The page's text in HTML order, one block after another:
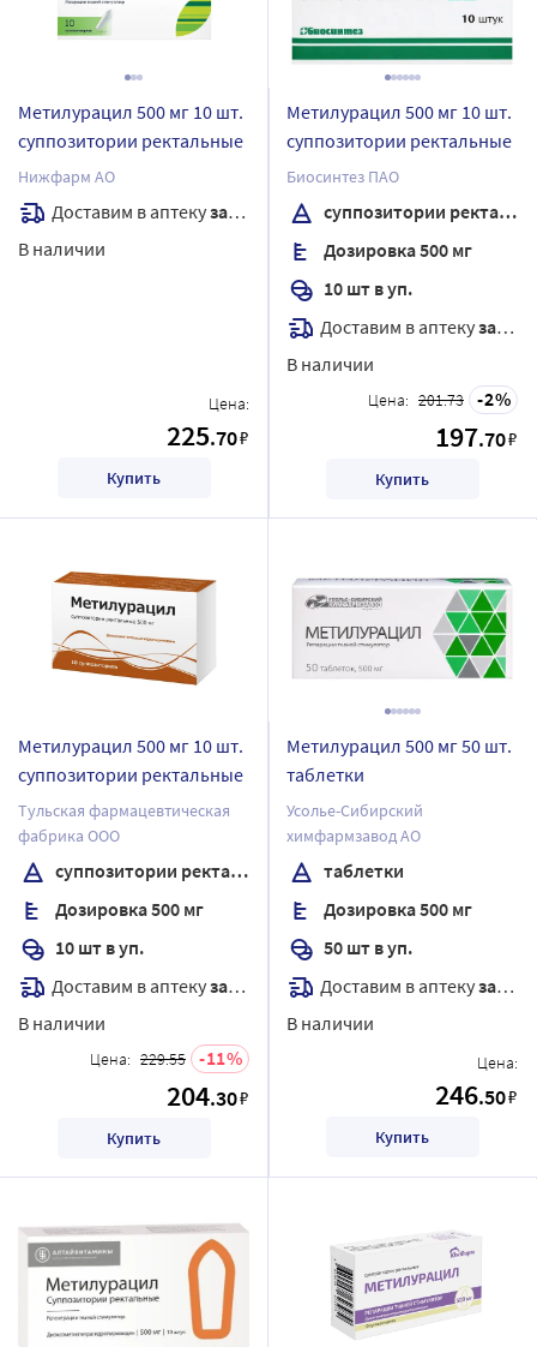
Метилурацил 500 мг 10 шт.
суппозитории ректальные
Нижфарм АО
Доставим в аптекузавтра
В наличии
Цена:
225.70₽
Купить
Метилурацил 500 мг 10 шт.
суппозитории ректальные
Биосинтез ПАО
суппозитории ректальные
Дозировка 500 мг
10 шт в уп.
Доставим в аптекузавтра
В наличии
Цена: 201.73 2
197.70₽
Купить
Метилурацил 500 мг 10 шт.
суппозитории ректальные
Тульская фармацевтическая
фабрика ООО
суппозитории ректальные
Дозировка 500 мг
10 шт в уп.
Доставим в аптекузавтра
В наличии
Цена: 229.55 11
204.30₽
Купить
Метилурацил 500 мг 50 шт.
таблетки
Усолье-Сибирский
химфармзавод АО
таблетки
Дозировка 500 мг
50 шт в уп.
Доставим в аптекузавтра
В наличии
Цена:
246.50₽
Купить